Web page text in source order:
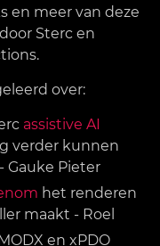
en meer van deze
Sterc en
over:
assistive AI
verder kunnen
Gauke Pieter
het renderen
maakt - Roel
en xPDO